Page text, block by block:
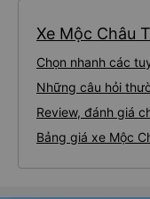
Xe Mộc Châu
Chọn nhanh các
Những câu hỏi
Review, đánh giá
Bảng giá xe Mộc